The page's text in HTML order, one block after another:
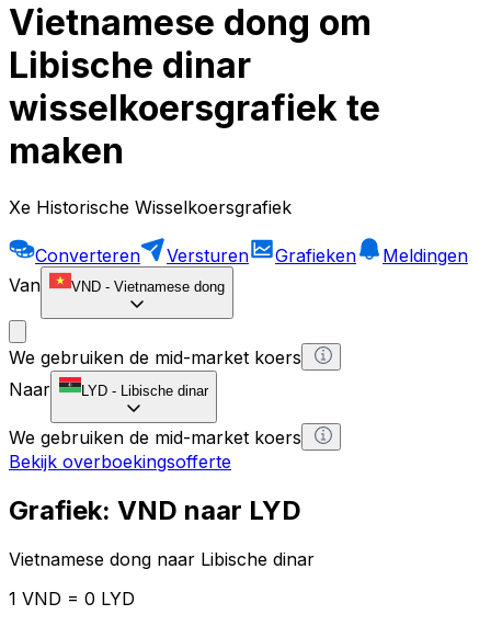
Vietnamese dong om
Libische dinar
wisselkoersgrafiek te
maken
Xe Historische Wisselkoersgrafiek
Converteren Versturen Grafieken
Meldingen
Van
VND - Vietnamese dong
We gebruiken de mid-market koers
Naar
LYD - Libische dinar
We gebruiken de mid-market koers
Bekijk overboekingsofferte
Grafiek: VND naar LYD
Vietnamese dong naar Libische dinar
1 VND = 0 LYD